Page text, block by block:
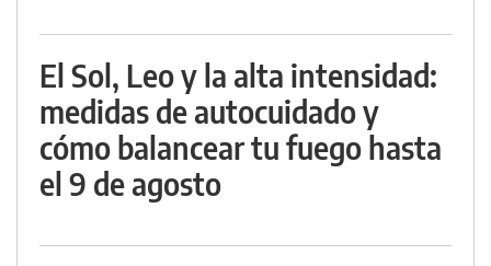
El Sol, Leo y la alta intensidad:
medidas de autocuidado y
cómo balancear tu fuego hasta
el 9 de agosto